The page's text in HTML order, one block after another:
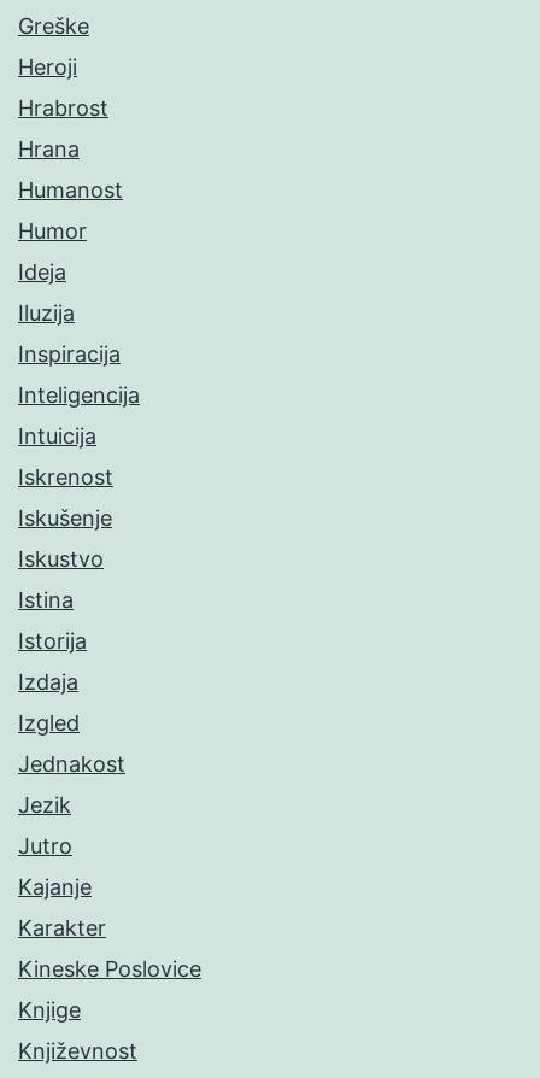
Greške
Heroji
Hrabrost
Hrana
Humanost
Humor
Ideja
Iluzija
Inspiracija
Inteligencija
Intuicija
Iskrenost
Iskušenje
Iskustvo
Istina
Istorija
Izdaja
Izgled
Jednakost
Jezik
Jutro
Kajanje
Karakter
Kineske Poslovice
Knjige
Književnost